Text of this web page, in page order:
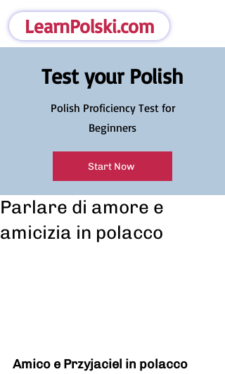
LearnPolski.com
Test your Polish
Polish Proficiency Test for
Beginners
Start Now
Parlare di amore e
amicizia in polacco
Amico e Przyjaciel in polacco